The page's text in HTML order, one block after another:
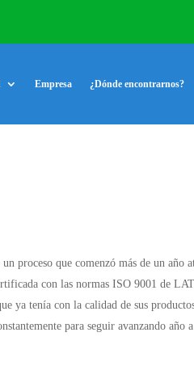
Empresa ¿Dónde encontrarnos?
proceso que comenzó más de un año
con las normas ISO 9001 de
ya tenía con la calidad de sus
para seguir avanzando año